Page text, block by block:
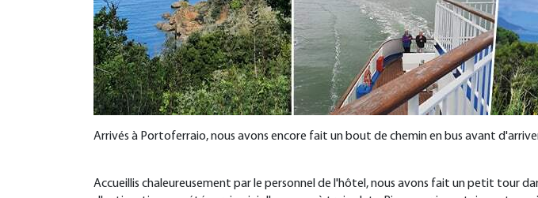
Arrivés à Portoferraio, nous avons encore fait un bout de chemin en bus avant
Accueillis chaleureusement par le personnel de l'hôtel, nous avons fait un petit tour